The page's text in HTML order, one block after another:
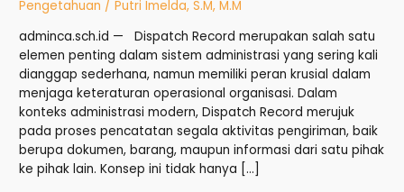
Pengetahuan /Putri Imelda, S.M, M.M
adminca.sch.id — Dispatch Record merupakan salah satu
elemen penting dalam sistem administrasi yang sering kali
dianggap sederhana, namun memiliki peran krusial dalam
menjaga keteraturan operasional organisasi. Dalam
konteks administrasi modern, Dispatch Record merujuk
pada proses pencatatan segala aktivitas pengiriman, baik
berupa dokumen, barang, maupun informasi dari satu pihak
ke pihak lain. Konsep ini tidak hanya […]